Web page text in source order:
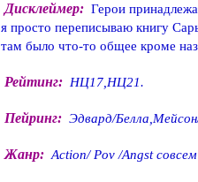
Дисклеймер: Герои
я просто переписываю книгу
там было что-то общее кроме
Рейтинг: НЦ17,НЦ21.
Пейринг: Эдвард/
Жанр: Action/ Pov /Angst